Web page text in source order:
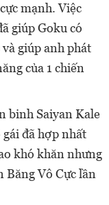
mạnh. Việc
giúp Goku có
giúp anh phát
của 1 chiến
binh Saiyan Kale
gái đã hợp nhất
khó khăn nhưng
Vô Cực lần